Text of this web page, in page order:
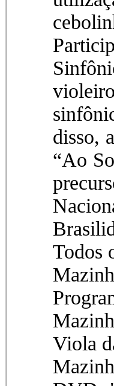
disso,
“Ao
Todos
Viola